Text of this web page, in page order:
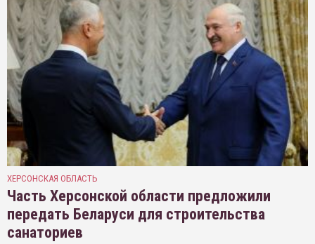
ХЕРСОНСКАЯ ОБЛАСТЬ
Часть Херсонской области предложили
передать Беларуси для строительства
санаториев